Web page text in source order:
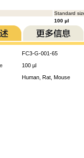
Standard
100 µl
FC3-G-001-65
100 µl
Human, Rat, Mouse